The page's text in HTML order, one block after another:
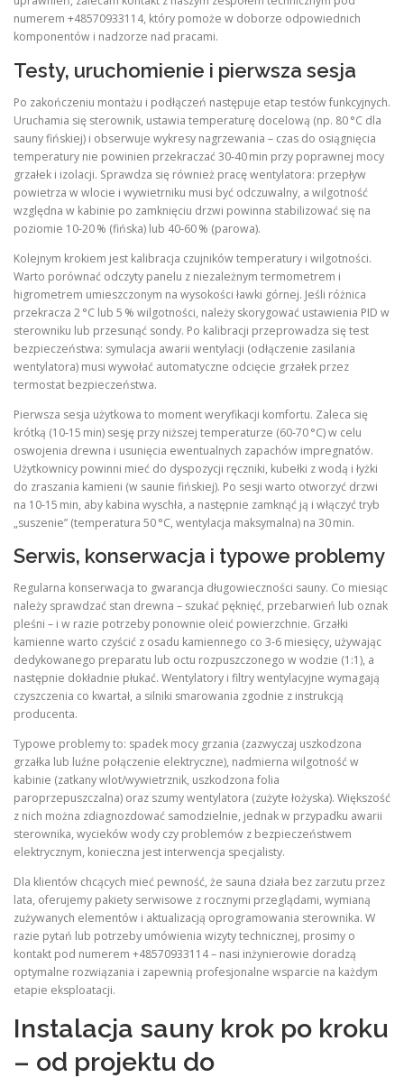
numerem +48570933114, który pomoże w doborze odpowiednich
komponentów i nadzorze nad pracami.
Testy, uruchomienie i pierwsza sesja
Po zakończeniu montażu i podłączeń następuje etap testów funkcyjnych.
Uruchamia się sterownik, ustawia temperaturę docelową (np. 80 °C dla
sauny fińskiej) i obserwuje wykresy nagrzewania – czas do osiągnięcia
temperatury nie powinien przekraczać 30‑40 min przy poprawnej mocy
grzałek i izolacji. Sprawdza się również pracę wentylatora: przepływ
powietrza w wlocie i wywietrniku musi być odczuwalny, a wilgotność
względna w kabinie po zamknięciu drzwi powinna stabilizować się na
poziomie 10‑20 % (fińska) lub 40‑60 % (parowa).
Kolejnym krokiem jest kalibracja czujników temperatury i wilgotności.
Warto porównać odczyty panelu z niezależnym termometrem i
higrometrem umieszczonym na wysokości ławki górnej. Jeśli różnica
przekracza 2 °C lub 5 % wilgotności, należy skorygować ustawienia PID w
sterowniku lub przesunąć sondy. Po kalibracji przeprowadza się test
bezpieczeństwa: symulacja awarii wentylacji (odłączenie zasilania
wentylatora) musi wywołać automatyczne odcięcie grzałek przez
termostat bezpieczeństwa.
Pierwsza sesja użytkowa to moment weryfikacji komfortu. Zaleca się
krótką (10‑15 min) sesję przy niższej temperaturze (60‑70 °C) w celu
oswojenia drewna i usunięcia ewentualnych zapachów impregnatów.
Użytkownicy powinni mieć do dyspozycji ręczniki, kubełki z wodą i łyżki
do zraszania kamieni (w saunie fińskiej). Po sesji warto otworzyć drzwi
na 10‑15 min, aby kabina wyschła, a następnie zamknąć ją i włączyć tryb
„suszenie” (temperatura 50 °C, wentylacja maksymalna) na 30 min.
Serwis, konserwacja i typowe problemy
Regularna konserwacja to gwarancja długowieczności sauny. Co miesiąc
należy sprawdzać stan drewna – szukać pęknięć, przebarwień lub oznak
pleśni – i w razie potrzeby ponownie oleić powierzchnie. Grzałki
kamienne warto czyścić z osadu kamiennego co 3‑6 miesięcy, używając
dedykowanego preparatu lub octu rozpuszczonego w wodzie (1:1), a
następnie dokładnie płukać. Wentylatory i filtry wentylacyjne wymagają
czyszczenia co kwartał, a silniki smarowania zgodnie z instrukcją
producenta.
Typowe problemy to: spadek mocy grzania (zazwyczaj uszkodzona
grzałka lub luźne połączenie elektryczne), nadmierna wilgotność w
kabinie (zatkany wlot/wywietrznik, uszkodzona folia
paroprzepuszczalna) oraz szumy wentylatora (zużyte łożyska). Większość
z nich można zdiagnozdować samodzielnie, jednak w przypadku awarii
sterownika, wycieków wody czy problemów z bezpieczeństwem
elektrycznym, konieczna jest interwencja specjalisty.
Dla klientów chcących mieć pewność, że sauna działa bez zarzutu przez
lata, oferujemy pakiety serwisowe z rocznymi przeglądami, wymianą
zużywanych elementów i aktualizacją oprogramowania sterownika. W
razie pytań lub potrzeby umówienia wizyty technicznej, prosimy o
kontakt pod numerem +48570933114 – nasi inżynierowie doradzą
optymalne rozwiązania i zapewnią profesjonalne wsparcie na każdym
etapie eksploatacji.
Instalacja sauny krok po kroku
– od projektu do